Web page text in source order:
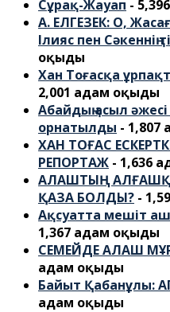
Сұрақ-Жауап -
А. ЕЛГЕЗЕК: О,
Ілияс пен Сәкеннің
оқыды
Хан Тоғасқа
2,001 адам оқыды
Абайдың асыл
орнатылды -
ХАН ТОҒАС
РЕПОРТАЖ - 1,636
АЛАШТЫҢ
ҚАЗА БОЛДЫ? -
Ақсуатта мешіт
1,367 адам оқыды
СЕМЕЙДЕ АЛАШ
адам оқыды
Байыт Қабанұлы:
адам оқыды